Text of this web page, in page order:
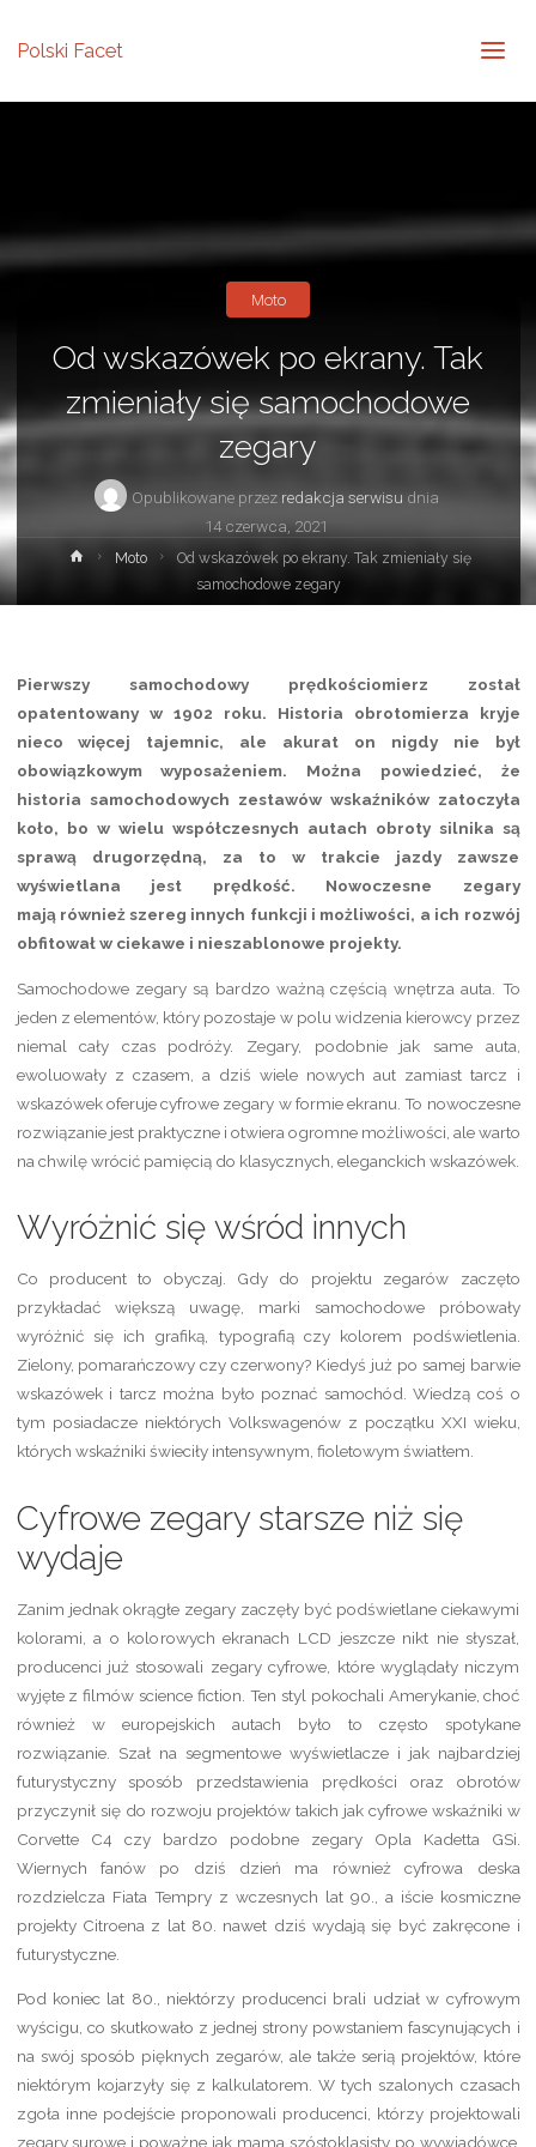
Polski Facet
Od wskazówek po ekrany. Tak
zmieniały się samochodowe
zegary
Opublikowane przez redakcja serwisu dnia
14 czerwca, 2021
Moto
StronaMoto
Od wskazówek po ekrany. Tak zmieniały się
samochodowe zegary
Pierwszy samochodowy prędkościomierz został
opatentowany w 1902 roku. Historia obrotomierza kryje
nieco więcej tajemnic, ale akurat on nigdy nie był
obowiązkowym wyposażeniem. Można powiedzieć, że
historia samochodowych zestawów wskaźników zatoczyła
koło, bo w wielu współczesnych autach obroty silnika są
sprawą drugorzędną, za to w trakcie jazdy zawsze
wyświetlana jest prędkość. Nowoczesne zegary
mają również szereg innych funkcji i możliwości, a ich rozwój
obfitował w ciekawe i nieszablonowe projekty.
Samochodowe zegary są bardzo ważną częścią wnętrza auta. To
jeden z elementów, który pozostaje w polu widzenia kierowcy przez
niemal cały czas podróży. Zegary, podobnie jak same auta,
ewoluowały z czasem, a dziś wiele nowych aut zamiast tarcz i
wskazówek oferuje cyfrowe zegary w formie ekranu. To nowoczesne
rozwiązanie jest praktyczne i otwiera ogromne możliwości, ale warto
na chwilę wrócić pamięcią do klasycznych, eleganckich wskazówek.
Wyróżnić się wśród innych
Co producent to obyczaj. Gdy do projektu zegarów zaczęto
przykładać większą uwagę, marki samochodowe próbowały
wyróżnić się ich grafiką, typografią czy kolorem podświetlenia.
Zielony, pomarańczowy czy czerwony? Kiedyś już po samej barwie
wskazówek i tarcz można było poznać samochód. Wiedzą coś o
tym posiadacze niektórych Volkswagenów z początku XXI wieku,
których wskaźniki świeciły intensywnym, fioletowym światłem.
Cyfrowe zegary starsze niż się
wydaje
Zanim jednak okrągłe zegary zaczęły być podświetlane ciekawymi
kolorami, a o kolorowych ekranach LCD jeszcze nikt nie słyszał,
producenci już stosowali zegary cyfrowe, które wyglądały niczym
wyjęte z filmów science fiction. Ten styl pokochali Amerykanie, choć
również w europejskich autach było to często spotykane
rozwiązanie. Szał na segmentowe wyświetlacze i jak najbardziej
futurystyczny sposób przedstawienia prędkości oraz obrotów
przyczynił się do rozwoju projektów takich jak cyfrowe wskaźniki w
Corvette C4 czy bardzo podobne zegary Opla Kadetta GSi.
Wiernych fanów po dziś dzień ma również cyfrowa deska
rozdzielcza Fiata Tempry z wczesnych lat 90., a iście kosmiczne
projekty Citroena z lat 80. nawet dziś wydają się być zakręcone i
futurystyczne.
Pod koniec lat 80., niektórzy producenci brali udział w cyfrowym
wyścigu, co skutkowało z jednej strony powstaniem fascynujących i
na swój sposób pięknych zegarów, ale także serią projektów, które
niektórym kojarzyły się z kalkulatorem. W tych szalonych czasach
zgoła inne podejście proponowali producenci, którzy projektowali
zegary surowe i poważne jak mama szóstoklasisty po wywiadówce,